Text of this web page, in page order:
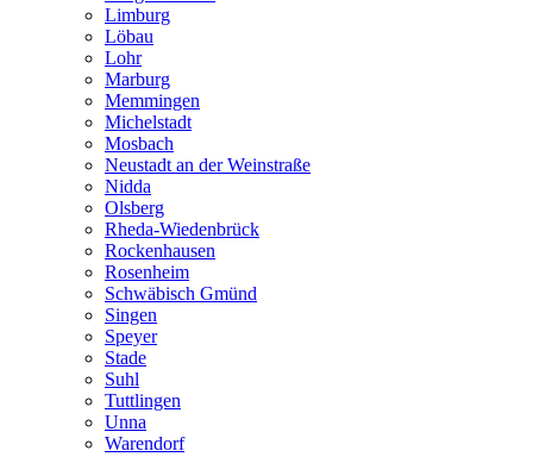
Limburg
Löbau
Lohr
Marburg
Memmingen
Michelstadt
Mosbach
Neustadt an der Weinstraße
Nidda
Olsberg
Rheda-Wiedenbrück
Rockenhausen
Rosenheim
Schwäbisch Gmünd
Singen
Speyer
Stade
Suhl
Tuttlingen
Unna
Warendorf